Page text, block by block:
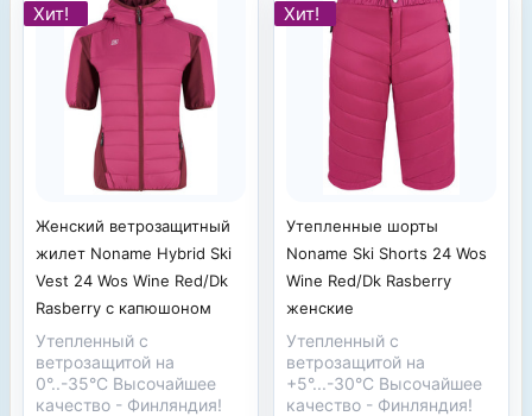
Хит!
Женский ветрозащитный
жилет Noname Hybrid Ski
Vest 24 Wos Wine Red/Dk
Rasberry с капюшоном
Утепленный с
ветрозащитой на
0°..-35°С Высочайшее
качество - Финляндия!
Хит!
Утепленные шорты
Noname Ski Shorts 24 Wos
Wine Red/Dk Rasberry
женские
Утепленный с
ветрозащитой на
+5°...-30°С Высочайшее
качество - Финляндия!